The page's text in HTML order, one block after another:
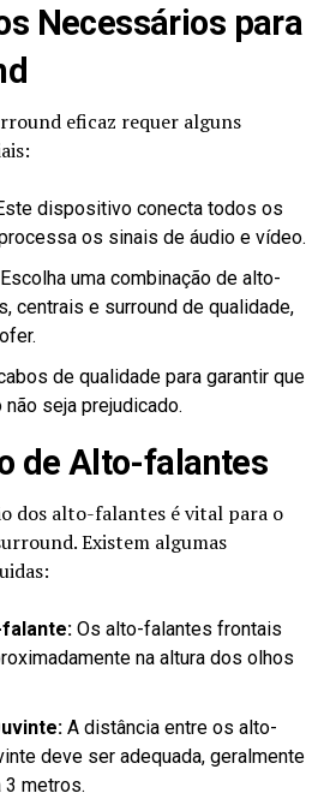
Necessários para
eficaz requer alguns
dispositivo conecta todos os
os sinais de áudio e vídeo.
Escolha uma combinação de alto-
centrais e surround de qualidade,
de qualidade para garantir que
seja prejudicado.
de Alto-falantes
dos alto-falantes é vital para o
Existem algumas
Os alto-falantes frontais
na altura dos olhos
A distância entre os alto-
deve ser adequada, geralmente
3 metros.